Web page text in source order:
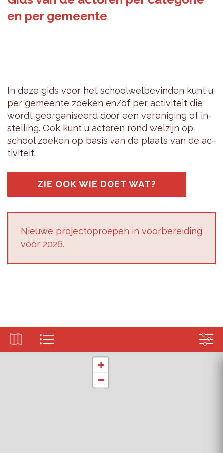
en per gemeente
In deze gids voor het school­wel­be­vin­den kunt u
per ge­meen­te zoe­ken en/of per ac­ti­vi­teit die
wordt ge­or­ga­ni­seerd door een ver­e­ni­ging of in­
stel­ling. Ook kunt u ac­to­ren rond wel­zijn op
school zoe­ken op basis van de plaats van de ac­
ti­vi­teit.
ZIE OOK WIE DOET WAT?
Nieu­we pro­jec­top­roe­pen in voor­be­rei­ding
voor 2026.
+
−